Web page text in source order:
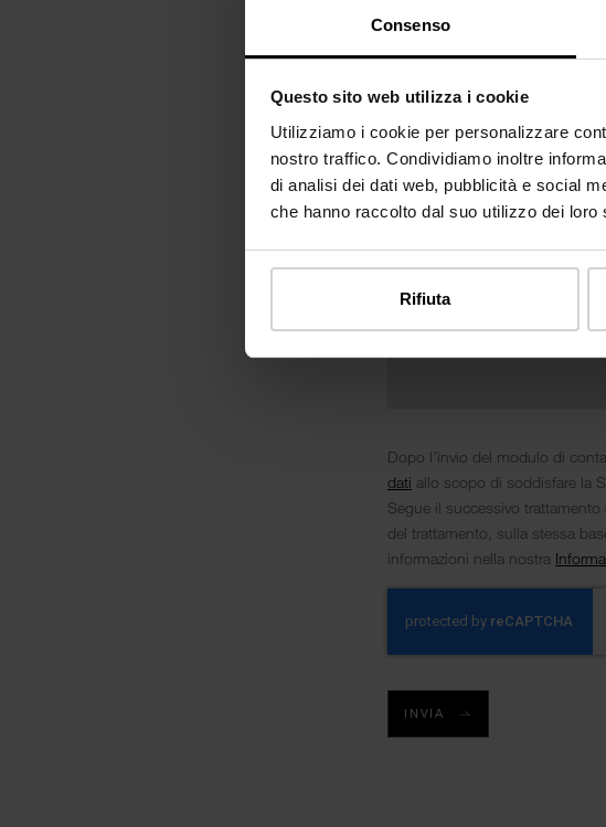
Consenso
Questo sito web utilizza i cookie
Utilizziamo i cookie per personalizzare
nostro traffico. Condividiamo inoltre
di analisi dei dati web, pubblicità e social
che hanno raccolto dal suo utilizzo dei loro
Rifiuta
Dopo l’invio del modulo di
dati allo scopo di soddisfare la
Segue il successivo
del trattamento, sulla stessa
informazioni nella nostra
INVIA